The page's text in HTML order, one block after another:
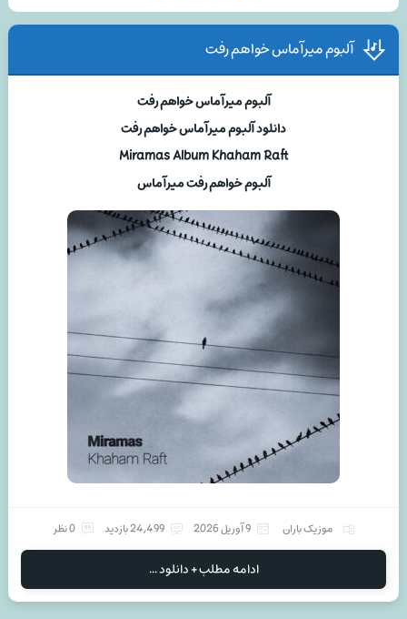
آلبوم میرآماس خواهم رفت
آلبوم میرآماس خواهم رفت
دانلود آلبوم میرآماس خواهم رفت
Miramas Album Khaham Raft
آلبوم خواهم رفت میرآماس
موزیک باران 9 آوریل 2026 24,499 بازدید 0 نظر
ادامه مطلب + دانلود ...